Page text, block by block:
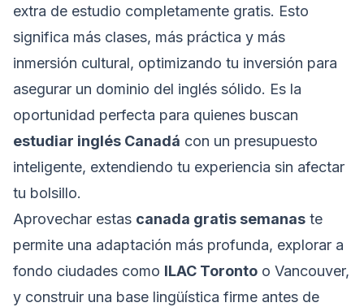
extra de estudio completamente gratis. Esto
significa más clases, más práctica y más
inmersión cultural, optimizando tu inversión para
asegurar un dominio del inglés sólido. Es la
oportunidad perfecta para quienes buscan
estudiar inglés Canadá con un presupuesto
inteligente, extendiendo tu experiencia sin afectar
tu bolsillo.
Aprovechar estas canada gratis semanas te
permite una adaptación más profunda, explorar a
fondo ciudades como ILAC Toronto o Vancouver,
y construir una base lingüística firme antes de